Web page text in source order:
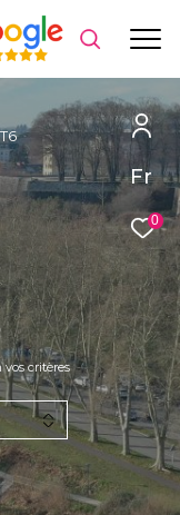
Fr
0
T6
critères